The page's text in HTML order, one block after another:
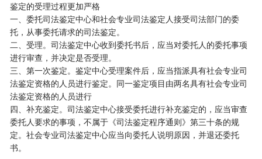
鉴定的受理过程更加严格
一、委托司法鉴定中心和社会专业司法鉴定人接受司法部门的委
托，从事委托请求的司法鉴定。
二、受理。司法鉴定中心收到委托书后，应当对委托人的委托事项
进行审查，并决定是否受理。
三、第一次鉴定。鉴定中心受理案件后，应当指派具有社会专业司
法鉴定资格的人员进行鉴定。同一鉴定项目由两名具有社会专业司
法鉴定资格的人员进行
四、补充鉴定。司法鉴定中心接受委托进行补充鉴定的，应当审查
委托人要求的事项，不属于《司法鉴定程序通则》第三十条的规
定。社会专业司法鉴定中心应当向委托人说明原因，并退还委托
书。